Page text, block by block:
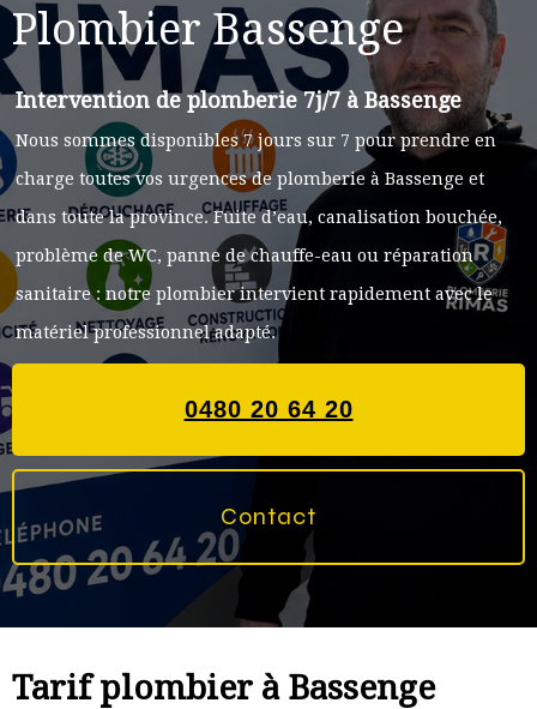
Plombier Bassenge
Intervention de plomberie 7j/7 à Bassenge
Nous sommes disponibles 7 jours sur 7 pour prendre en
charge toutes vos urgences de plomberie à Bassenge et
dans toute la province. Fuite d’eau, canalisation bouchée,
problème de WC, panne de chauffe-eau ou réparation
sanitaire : notre plombier intervient rapidement avec le
matériel professionnel adapté.
0480 20 64 20
Contact
Tarif plombier à Bassenge